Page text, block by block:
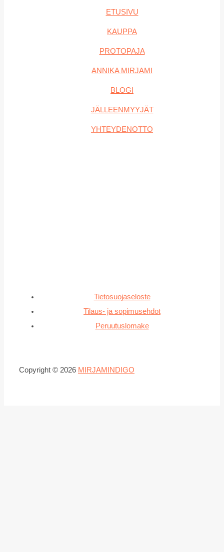
ETUSIVU
KAUPPA
PROTOPAJA
ANNIKA MIRJAMI
BLOGI
JÄLLEENMYYJÄT
YHTEYDENOTTO
Tietosuojaseloste
Tilaus- ja sopimusehdot
Peruutuslomake
Copyright © 2026 MIRJAMINDIGO